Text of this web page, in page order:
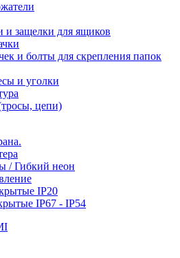
и защелки для ящиков
и болты для скрепления папок
и уголки
цепи)
/ Гибкий неон
IP20
IP67 - IP54